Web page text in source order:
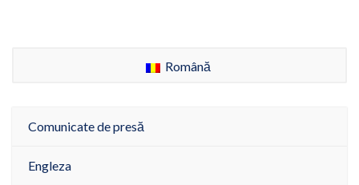
Română
Comunicate de presă
Engleza